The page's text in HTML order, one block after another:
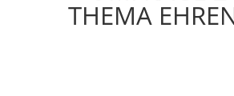
THEMA